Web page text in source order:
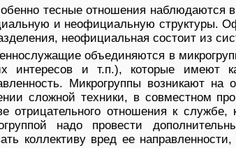
тесные отношения наблюдаются
и неофициальную структуры.
неофициальная состоит из
объединяются в
интересов и т.п.), которые имеют
Микрогруппы возникают
сложной техники, в совместном
отрицательного отношения к
надо провести
коллективу вред ее